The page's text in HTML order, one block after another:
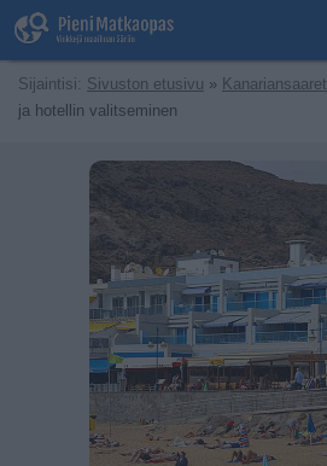
Sijaintisi: Sivuston etusivu » Kanariansaaret
ja hotellin valitseminen